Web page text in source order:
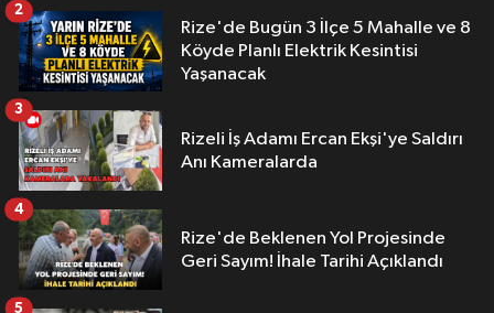
Rize'de Bugün 3 İlçe 5 Mahalle ve 8
Köyde Planlı Elektrik Kesintisi
Yaşanacak
2
Rizeli İş Adamı Ercan Ekşi'ye Saldırı
Anı Kameralarda
3
Rize'de Beklenen Yol Projesinde
Geri Sayım! İhale Tarihi Açıklandı
4
5